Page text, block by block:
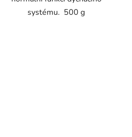
systému. 500 g